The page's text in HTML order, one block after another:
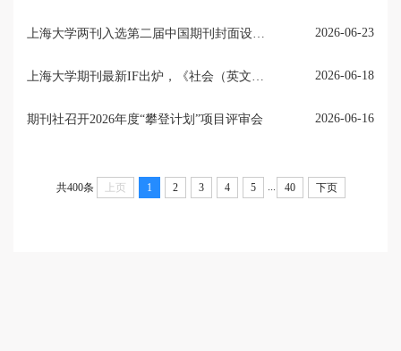
上海大学两刊入选第二届中国期刊封面设计精品展 2026-06-23
上海大学期刊最新IF出炉，《社会（英文）》跃升Q1区 2026-06-18
期刊社召开2026年度“攀登计划”项目评审会 2026-06-16
共400条 上页 1 2 3 4 5 ... 40 下页